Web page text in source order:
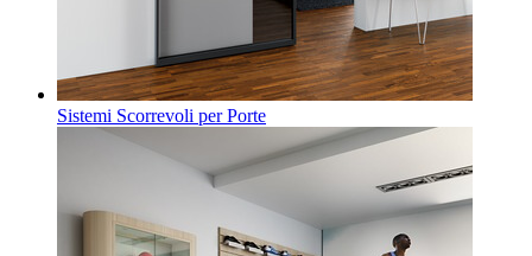
Sistemi Scorrevoli per Porte